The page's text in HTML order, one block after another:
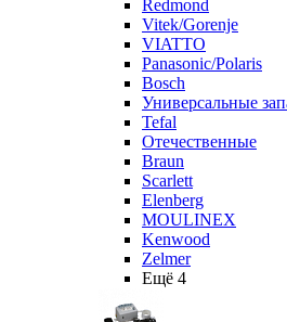
Redmond
Vitek/Gorenje
VIATTO
Panasonic/Polaris
Bosch
Универсальные
Tefal
Отечественные
Braun
Scarlett
Elenberg
MOULINEX
Kenwood
Zelmer
Ещё 4